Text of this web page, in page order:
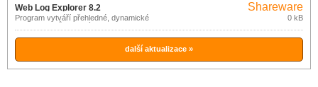
Web Log Explorer 8.2
Program vytváří přehledné, dynamické
reporty z logů webových a proxy
serverů nebo firewallů.
Shareware
0 kB
další aktualizace »